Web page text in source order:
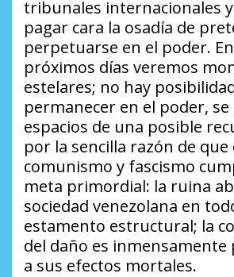
tribunales internacionales
pagar cara la osadía de
perpetuarse en el poder.
próximos días veremos
estelares; no hay
permanecer en el poder,
espacios de una posible
por la sencilla razón de que
comunismo y fascismo
meta primordial: la ruina
sociedad venezolana en
estamento estructural; la
del daño es
a sus efectos mortales.